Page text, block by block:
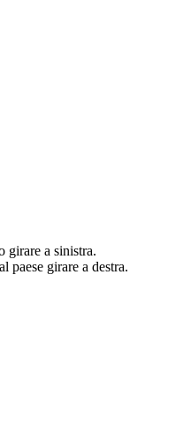
girare a sinistra.
paese girare a destra.